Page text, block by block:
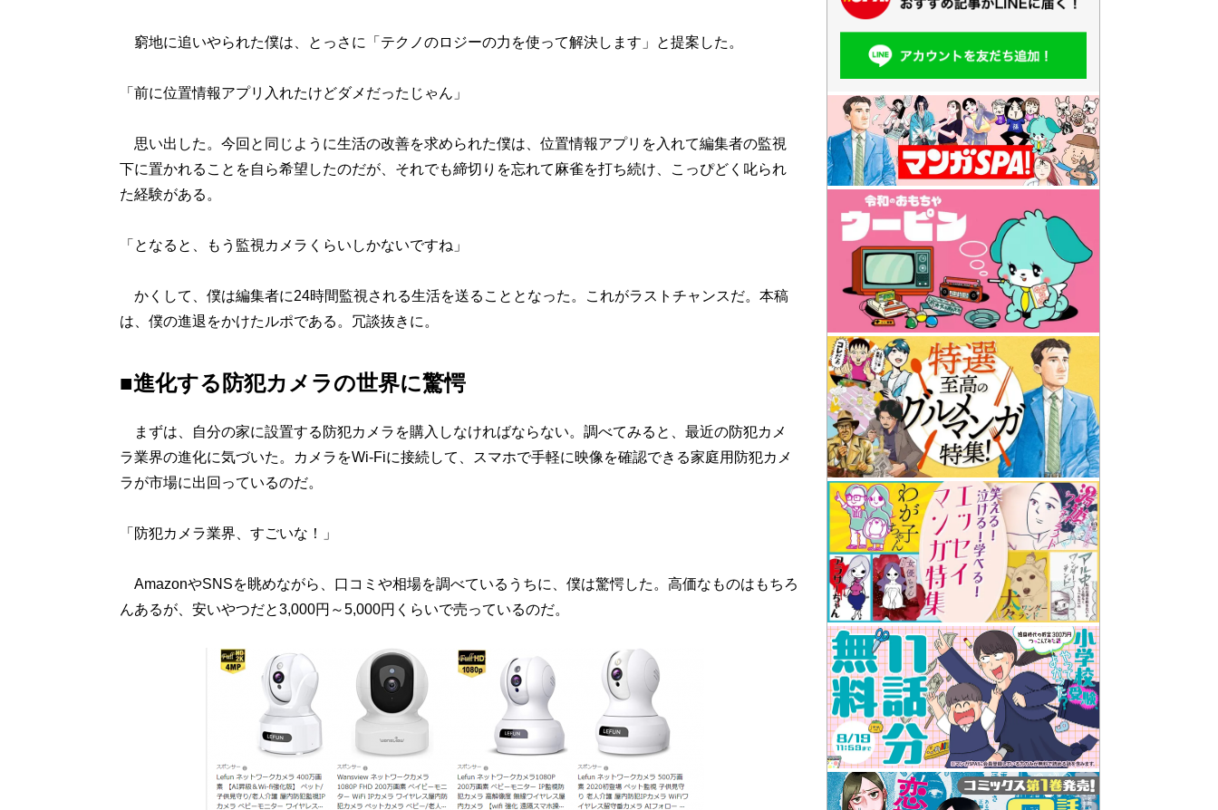
窮地に追いやられた僕は、とっさに「テクノのロジーの力を使って解決します」と提案した。
「前に位置情報アプリ入れたけどダメだったじゃん」
思い出した。今回と同じように生活の改善を求められた僕は、位置情報アプリを入れて編集者の監視
下に置かれることを自ら希望したのだが、それでも締切りを忘れて麻雀を打ち続け、こっぴどく叱られ
た経験がある。
「となると、もう監視カメラくらいしかないですね」
かくして、僕は編集者に24時間監視される生活を送ることとなった。これがラストチャンスだ。本稿
は、僕の進退をかけたルポである。冗談抜きに。
■進化する防犯カメラの世界に驚愕
まずは、自分の家に設置する防犯カメラを購入しなければならない。調べてみると、最近の防犯カメ
ラ業界の進化に気づいた。カメラをWi-Fiに接続して、スマホで手軽に映像を確認できる家庭用防犯カメ
ラが市場に出回っているのだ。
「防犯カメラ業界、すごいな！」
AmazonやSNSを眺めながら、口コミや相場を調べているうちに、僕は驚愕した。高価なものはもちろ
んあるが、安いやつだと3,000円～5,000円くらいで売っているのだ。